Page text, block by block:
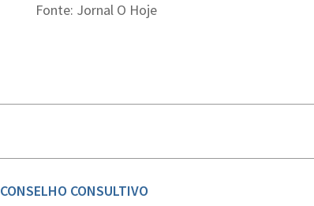
Fonte: Jornal O Hoje
CONSELHO CONSULTIVO